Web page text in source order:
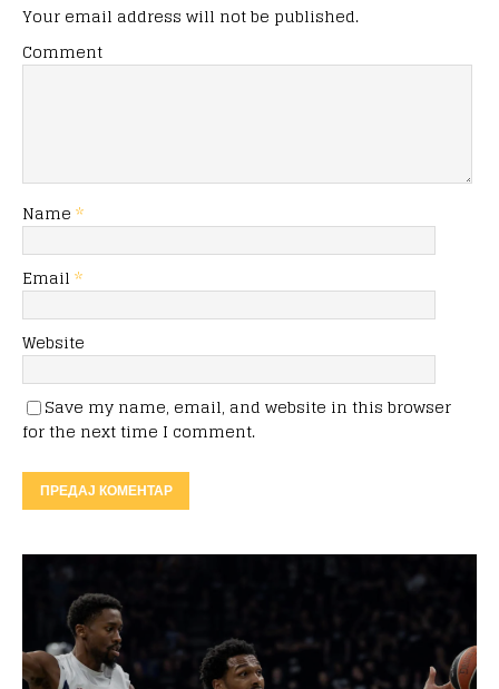
Your email address will not be published.
Comment
Name *
Email *
Website
Save my name, email, and website in this browser
for the next time I comment.